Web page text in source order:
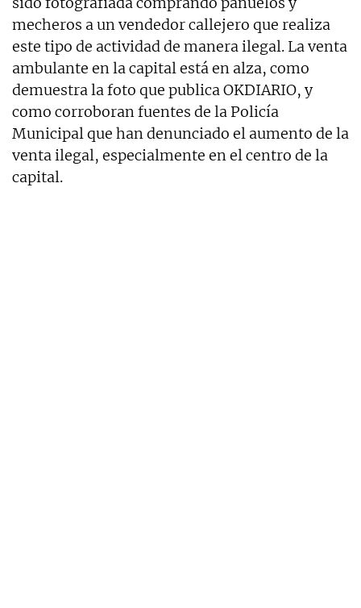
mecheros a un vendedor callejero que realiza
este tipo de actividad de manera ilegal. La venta
ambulante en la capital está en alza, como
demuestra la foto que publica OKDIARIO, y
como corroboran fuentes de la Policía
Municipal que han denunciado el aumento de la
venta ilegal, especialmente en el centro de la
capital.